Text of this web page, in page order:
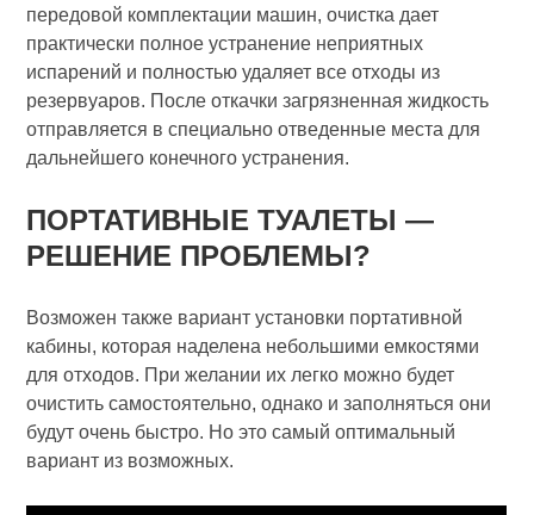
передовой комплектации машин, очистка дает
практически полное устранение неприятных
испарений и полностью удаляет все отходы из
резервуаров. После откачки загрязненная жидкость
отправляется в специально отведенные места для
дальнейшего конечного устранения.
ПОРТАТИВНЫЕ ТУАЛЕТЫ —
РЕШЕНИЕ ПРОБЛЕМЫ?
Возможен также вариант установки портативной
кабины, которая наделена небольшими емкостями
для отходов. При желании их легко можно будет
очистить самостоятельно, однако и заполняться они
будут очень быстро. Но это самый оптимальный
вариант из возможных.